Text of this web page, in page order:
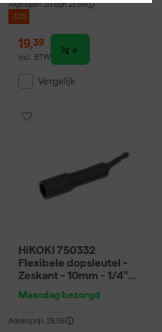
Afgelopen 30 dgn 21,59
-10%
19,39
incl. BTW
Vergelijk
HiKOKI 750332
Flexibele dopsleutel -
Zeskant - 10mm - 1/4"
Maandag bezorgd
Adviesprijs 28,95